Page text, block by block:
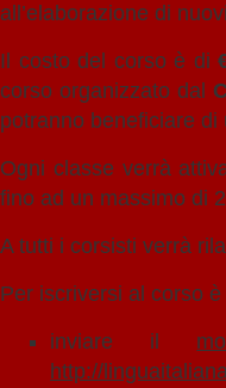
all’elaborazione di
Il costo del corso è di
corso organizzato dal
potranno beneficiare
Ogni classe verrà
fino ad un massimo di
A tutti i corsisti verrà
Per iscriversi al corso
inviare il
http://